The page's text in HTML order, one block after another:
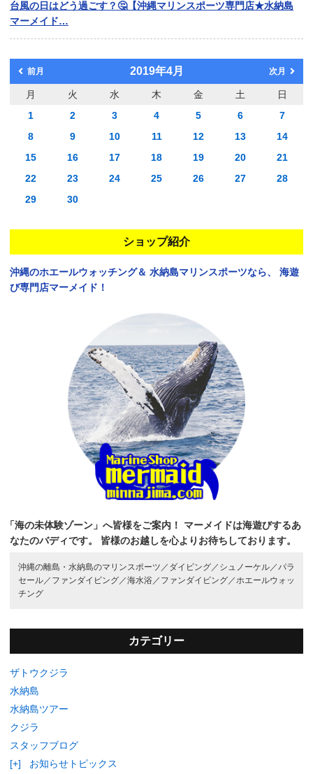
台風の日はどう過ごす？🤔【沖縄マリンスポーツ専門店★水納島
マーメイド…
前月 2019年4月 次月
月 火 水 木 金 土
日
1
2 3 4 5 6
7
8
9 10 11 12 13
14
15
16 17 18 19 20
21
22
23 24 25 26 27
28
29
30
ショップ紹介
沖縄のホエールウォッチング＆ 水納島マリンスポーツなら、
海遊
び専門店マーメイド！
「海の未体験ゾーン」へ皆様をご案内！
マーメイドは海遊びするあ
なたのバディです。
皆様のお越しを心よりお待ちしております。
沖縄の離島・水納島のマリンスポーツ／ ダイビング／ シュノーケル／パラ
セール／ ファンダイビング／海水浴／ ファンダイビング／ホエールウォッ
チング
カテゴリー
ザトウクジラ
水納島
水納島ツアー
クジラ
スタッフブログ
[+]
お知らせトピックス